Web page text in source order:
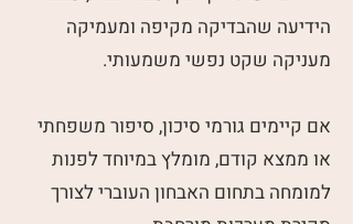
הידיעה שהבדיקה מקיפה ומעמיקה
מעניקה שקט נפשי משמעותי.
אם קיימים גורמי סיכון, סיפור משפחתי
או ממצא קודם, מומלץ במיוחד לפנות
למומחה בתחום האבחון העוברי לצורך